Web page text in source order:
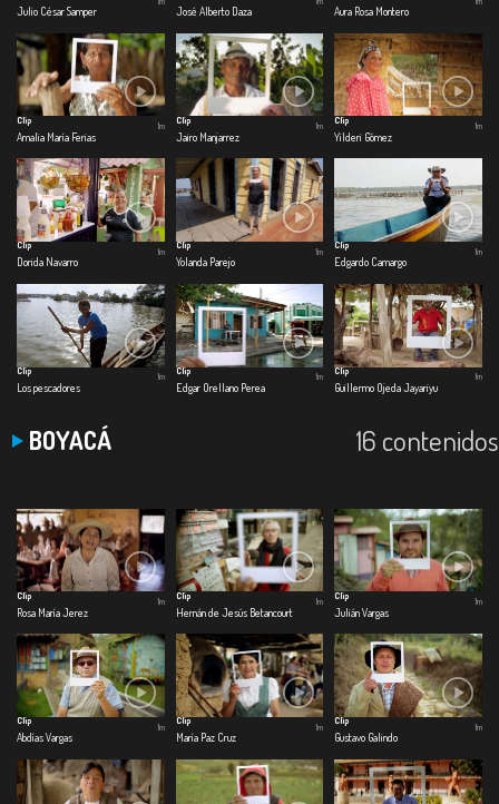
Julio César Samper José Alberto Daza Aura Rosa Montero
Clip
Amalia María Ferias
1m
Clip
Jairo Manjarrez
1m
Clip
Yilderi Gómez
1m
Clip
Dorida Navarro
1m
Clip
Yolanda Parejo
1m
Clip
Edgardo Camargo
1m
Clip
Los pescadores
1m
Clip
Edgar Orellano Perea
1m
Clip
Guillermo Ojeda Jayariyu
1m
BOYACÁ 16 contenidos
Clip
Rosa María Jerez
1m
Clip
Hernán de Jesús Betancourt
1m
Clip
Julián Vargas
1m
Clip
Abdías Vargas
1m
Clip
María Paz Cruz
1m
Clip
Gustavo Galindo
1m